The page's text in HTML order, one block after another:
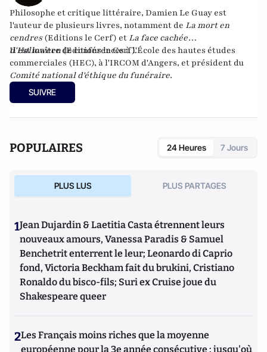
Philosophe et critique littéraire, Damien Le Guay est
l'auteur de plusieurs livres, notamment de La mort en
cendres(Editions le Cerf) et La face cachée
d'Halloween(Editions le Cerf).
Il est maître de conférences à l'École des hautes études
commerciales (HEC), à l'IRCOM d'Angers, et président du
Comité national d'éthique du funéraire.
SUIVRE
POPULAIRES 24 Heures 7 Jours
PLUS LUS PLUS PARTAGES
1Jean Dujardin & Laetitia Casta étrennent leurs
nouveaux amours, Vanessa Paradis & Samuel
Benchetrit enterrent le leur; Leonardo di Caprio
fond, Victoria Beckham fait du brukini, Cristiano
Ronaldo du bisco-fils; Suri ex Cruise joue du
Shakespeare queer
2Les Français moins riches que la moyenne
européenne pour la 3e année consécutive : jusqu'où